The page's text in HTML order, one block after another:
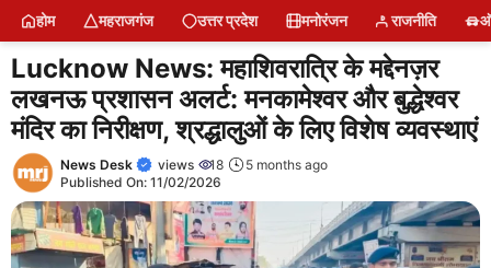
Skip
content
होम महराजगंज उत्तर प्रदेश मनोरंजन राजनीति
Lucknow News: महाशिवरात्रि के मद्देनज़र
लखनऊ प्रशासन अलर्ट: मनकामेश्वर और बुद्धेश्वर
मंदिर का निरीक्षण, श्रद्धालुओं के लिए विशेष व्यवस्थाएं
News Desk views 18
5 months ago
Published On: 11/02/2026